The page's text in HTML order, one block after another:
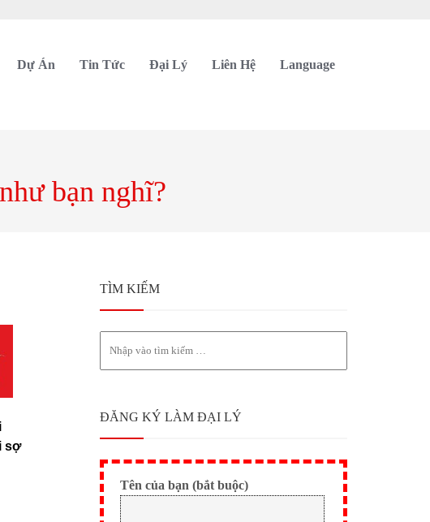
Dự Án Tin Tức Đại Lý Liên Hệ Language
bạn nghĩ?
sợ
TÌM KIẾM
ĐĂNG KÝ LÀM ĐẠI LÝ
Tên của bạn (bắt buộc)